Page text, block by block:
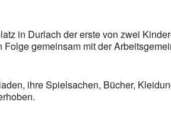
in Durlach der erste von zwei
gemeinsam mit der
ihre Spielsachen, Bücher,